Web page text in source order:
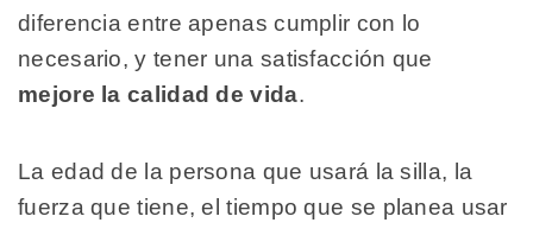
diferencia entre apenas cumplir con lo
necesario, y tener una satisfacción que
mejore la calidad de vida.
La edad de la persona que usará la silla, la
fuerza que tiene, el tiempo que se planea usar